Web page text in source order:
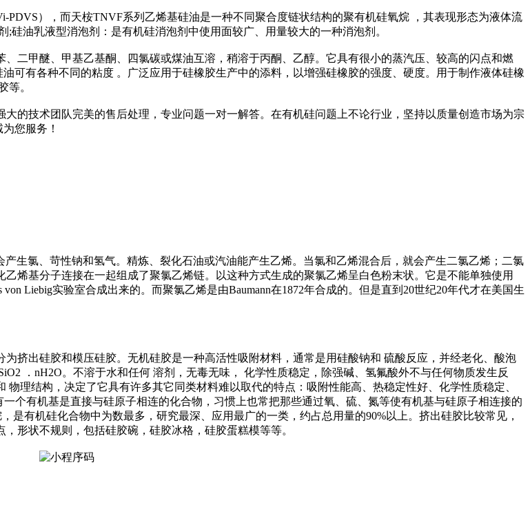
），而天桉TNVF系列乙烯基硅油是一种不同聚合度链状结构的聚有机硅氧烷 ，其表现形态为液体流
油乳液型消泡剂：是有机硅消泡剂中使用面较广、用量较大的一种消泡剂。
二甲醚、甲基乙基酮、四氯碳或煤油互溶，稍溶于丙酮、乙醇。它具有很小的蒸汽压、较高的闪点和燃
可有各种不同的粘度 。广泛应用于硅橡胶生产中的添料，以增强硅橡胶的强度、硬度。用于制作液体硅橡
等。
的技术团队完美的售后处理，专业问题一对一解答。在有机硅问题上不论行业，坚持以质量创造市场为宗
您服务！
生氯、苛性钠和氢气。精炼、裂化石油或汽油能产生乙烯。当氯和乙烯混合后，就会产生二氯乙烯；二氯
烯基分子连接在一起组成了聚氯乙烯链。以这种方式生成的聚氯乙烯呈白色粉末状。它是不能单独使用
Liebig实验室合成出来的。而聚氯乙烯是由Baumann在1872年合成的。但是直到20世纪20年代才在美国生
挤出硅胶和模压硅胶。无机硅胶是一种高活性吸附材料，通常是用硅酸钠和 硫酸反应，并经老化、酸泡
．nH2O。不溶于水和任何 溶剂，无毒无味， 化学性质稳定，除强碱、氢氟酸外不与任何物质发生反
理结构，决定了它具有许多其它同类材料难以取代的特点：吸附性能高、热稳定性好、化学性质稳定、
个有机基是直接与硅原子相连的化合物，习惯上也常把那些通过氧、硫、氮等使有机基与硅原子相连接的
有机硅化合物中为数最多，研究最深、应用最广的一类，约占总用量的90%以上。挤出硅胶比较常见，
形状不规则，包括硅胶碗，硅胶冰格，硅胶蛋糕模等等。